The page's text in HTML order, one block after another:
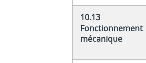
10.13
Fonctionnement
mécanique